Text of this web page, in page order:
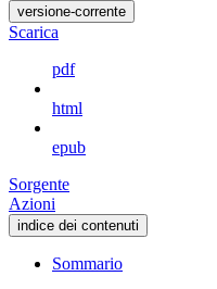
versione-corrente
Scarica
pdf
html
epub
Sorgente
Azioni
indice dei contenuti
Sommario